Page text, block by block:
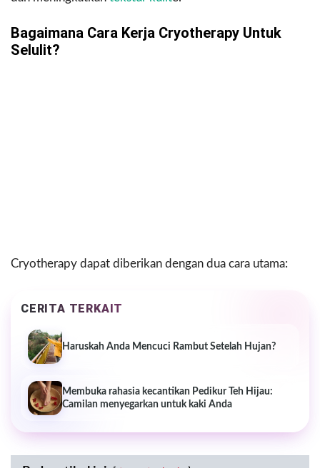
Bagaimana Cara Kerja Cryotherapy Untuk
Selulit?
Cryotherapy dapat diberikan dengan dua cara utama:
CERITA TERKAIT
Haruskah Anda Mencuci Rambut Setelah Hujan?
Membuka rahasia kecantikan Pedikur Teh Hijau:
Camilan menyegarkan untuk kaki Anda